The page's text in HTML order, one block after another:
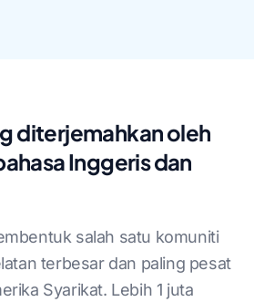
diterjemahkan oleh
Inggeris dan
salah satu komuniti
terbesar dan paling pesat
Syarikat. Lebih 1 juta